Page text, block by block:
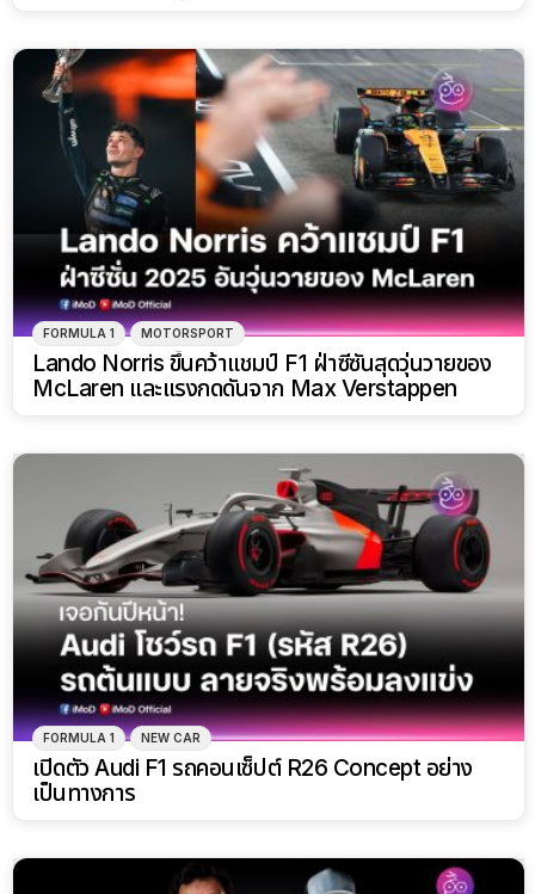
FORMULA 1 MOTORSPORT
Lando Norris ขึ้นคว้าแชมป์ F1 ฝ่าซีซันสุดวุ่นวายของ
McLaren และแรงกดดันจาก Max Verstappen
FORMULA 1 NEW CAR
เปิดตัว Audi F1 รถคอนเซ็ปต์ R26 Concept อย่าง
เป็นทางการ